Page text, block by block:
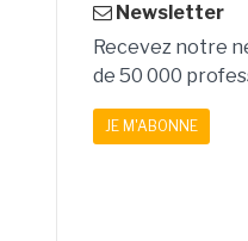
Newsletter
Recevez notre
de 50 000
JE M'ABONNE